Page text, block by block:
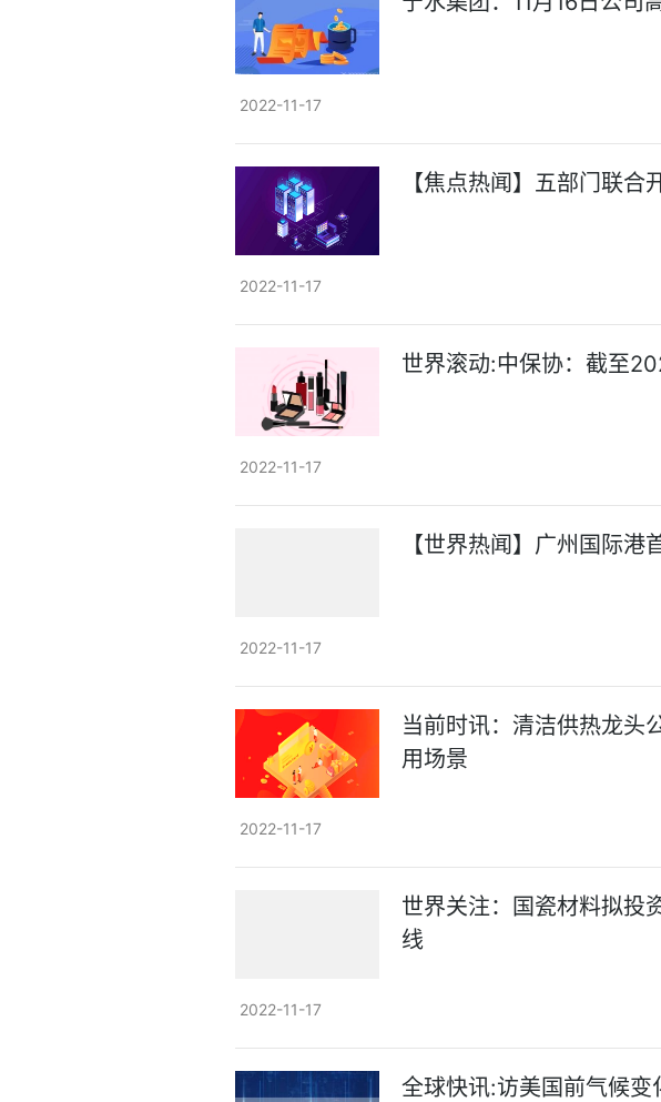
2022-11-17
【焦点热闻】五部门联合
2022-11-17
世界滚动:中保协：截至
2022-11-17
【世界热闻】广州国际
2022-11-17
当前时讯：清洁供热龙头
用场景
2022-11-17
世界关注：国瓷材料拟投
线
2022-11-17
全球快讯:访美国前气候